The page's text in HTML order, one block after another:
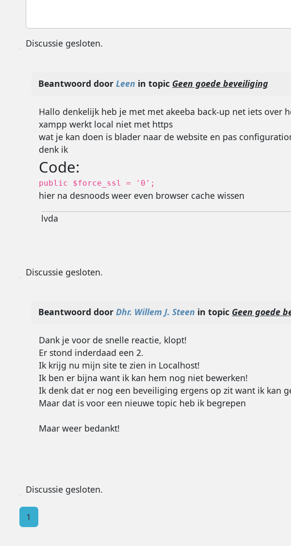
Discussie gesloten.
Beantwoord door Leen in topic Geen goede beveiliging
Hallo denkelijk heb je met met akeeba back-up net iets over
xampp werkt local niet met https
wat je kan doen is blader naar de website en pas
denk ik
Code:
public $force_ssl = '0';
hier na desnoods weer even browser cache wissen
lvda
Discussie gesloten.
Beantwoord door Dhr. Willem J. Steen in topic Geen goede
Dank je voor de snelle reactie, klopt!
Er stond inderdaad een 2.
Ik krijg nu mijn site te zien in Localhost!
Ik ben er bijna want ik kan hem nog niet bewerken!
Ik denk dat er nog een beveiliging ergens op zit want ik kan
Maar dat is voor een nieuwe topic heb ik begrepen
Maar weer bedankt!
Discussie gesloten.
1